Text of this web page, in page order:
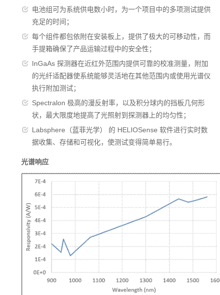
电池组可为系统供电数小时，为一个项目中的多项测试提供
充足的时间；
每个组件都包依附在安装板上，提供了极大的可移动性，而
手提箱确保了产品运输过程中的安全性；
InGaAs 探测器在近红外范围内提供可靠的校准测量，附加
的光纤适配器使系统能够灵活地在其他范围内或使用光谱仪
执行附加测试；
Spectralon 极高的漫反射率，以及积分球内的挡板几何形
状，最大限度地提高了光照射到探测器上的均匀性；
Labsphere（蓝菲光学） 的 HELIOSense 软件进行实时数
据收集、存储和可视化，使测试变得简单易行。
光谱响应